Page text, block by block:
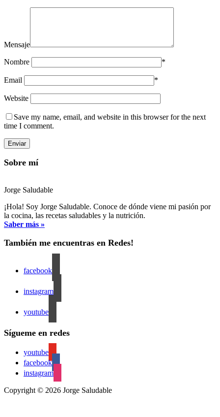
Mensaje
Nombre *
Email *
Website
Save my name, email, and website in this browser for the next
time I comment.
Sobre mí
Jorge Saludable
¡Hola! Soy Jorge Saludable. Conoce de dónde viene mi pasión por
la cocina, las recetas saludables y la nutrición.
Saber más »
También me encuentras en Redes!
facebook
instagram
youtube
Sígueme en redes
youtube
facebook
instagram
Copyright © 2026 Jorge Saludable